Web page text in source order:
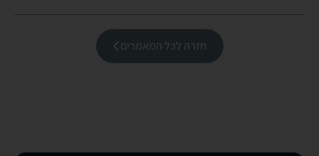
חזרה לכל המאמרים